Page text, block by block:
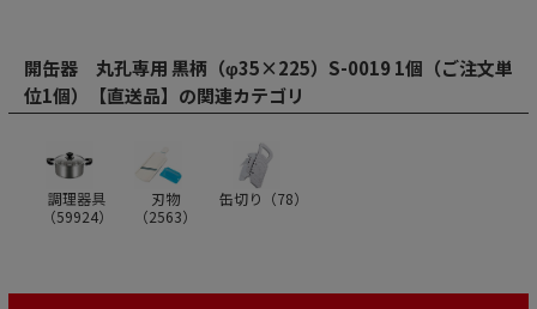
開缶器 丸孔専用 黒柄（φ35×225）S-0019 1個（ご注文単
位1個）【直送品】の関連カテゴリ
調理器具
（59924）
刃物
（2563）
缶切り（78）